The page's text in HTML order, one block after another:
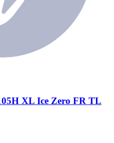
XL Ice Zero FR TL